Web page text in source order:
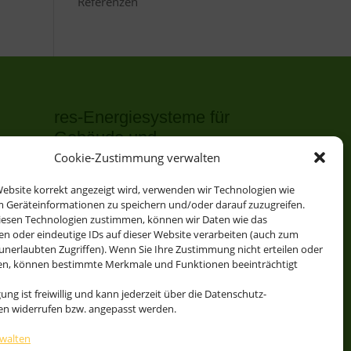
Cookie-Zustimmung verwalten
korrekt angezeigt wird, verwenden wir Technologien wie
Geräteinformationen zu speichern und/oder darauf zuzugreifen.
Technologien zustimmen, können wir Daten wie das
oder eindeutige IDs auf dieser Website verarbeiten (auch zum
Zugriffen). Wenn Sie Ihre Zustimmung nicht erteilen oder
können bestimmte Merkmale und Funktionen beeinträchtigt
ist freiwillig und kann jederzeit über die Datenschutz-
widerrufen bzw. angepasst werden.
res-Energiesysteme für
Gebäude und
Schwimmbäder
res-solSupport bivalent plus WP
res-solAutark terra / ice
res-solAutark air Luft-WP
res-solAutark multiQ Eis/Erde
Solare Schwimmbadheizung CO2-
frei res-solAutark Pool